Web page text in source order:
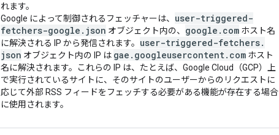
れます。
Google によって制御されるフェッチャーは、 user-triggered-
fetchers-google . json オブジェクト内の、 google . com ホスト名
に解決される IP から発信されます。 user-triggered-fetchers.
json オブジェクト内の IP は gae . googleusercontent. com ホスト
名に解決されます。これらの IP は、たとえば、Google Cloud（GCP）上
で実行されているサイトに、そのサイトのユーザーからのリクエストに
応じて外部 RSS フィードをフェッチする必要がある機能が存在する場合
に使用されます。